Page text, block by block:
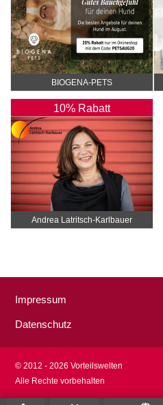
BIOGENA-PETS
10% Rabatt
Andrea Latritsch-Karlbauer
Impressum
Datenschutz
© 2012 - 2026 Vorteilswelten
Alle Rechte vorbehalten